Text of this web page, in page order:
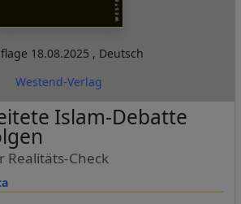
18.08.2025 , Deutsch
Westend-Verlag
Islam-Debatte
Realitäts-Check